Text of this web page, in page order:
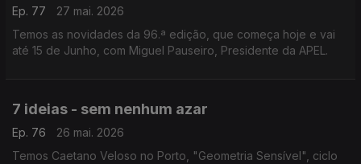
Ep. 77
27 mai. 2026
Temos as novidades da 96.ª edição, que começa hoje e vai
até 15 de Junho, com Miguel Pauseiro, Presidente da APEL.
7 ideias - sem nenhum azar
Ep. 76
26 mai. 2026
Temos Caetano Veloso no Porto, "Geometria Sensível", ciclo